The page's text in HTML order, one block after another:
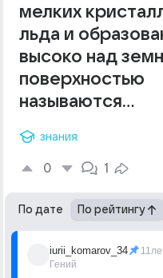
мелких
льда и
высоко над
поверхностью
называются...
знания
0 1
По дате По рейтингу
iurii_komarov_34
Гений